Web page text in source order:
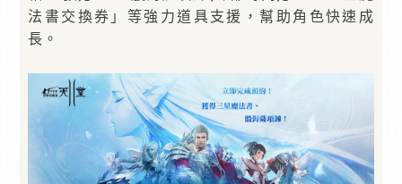
法書交換券」等強力道具支援，幫助角色快速成
長。